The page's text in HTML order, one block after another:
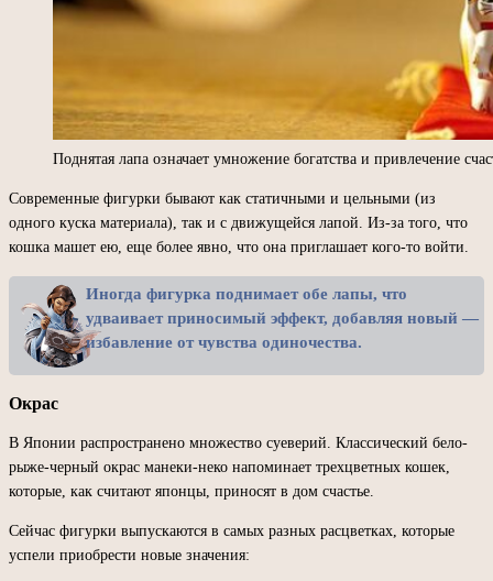
Поднятая лапа означает умножение богатства и привлечение
Современные фигурки бывают как статичными и цельными (из
одного куска материала), так и с движущейся лапой. Из-за того, что
кошка машет ею, еще более явно, что она приглашает кого-то войти.
Иногда фигурка поднимает обе лапы, что
удваивает приносимый эффект, добавляя новый —
избавление от чувства одиночества.
Окрас
В Японии распространено множество суеверий. Классический бело-
рыже-черный окрас манеки-неко напоминает трехцветных кошек,
которые, как считают японцы, приносят в дом счастье.
Сейчас фигурки выпускаются в самых разных расцветках, которые
успели приобрести новые значения: